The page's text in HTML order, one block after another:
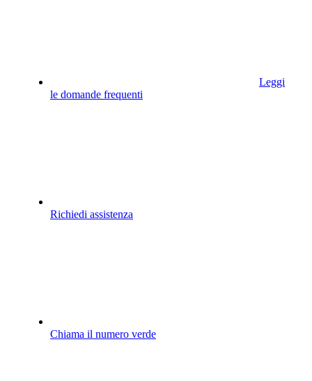
Leggi
le domande frequenti
Richiedi assistenza
Chiama il numero verde